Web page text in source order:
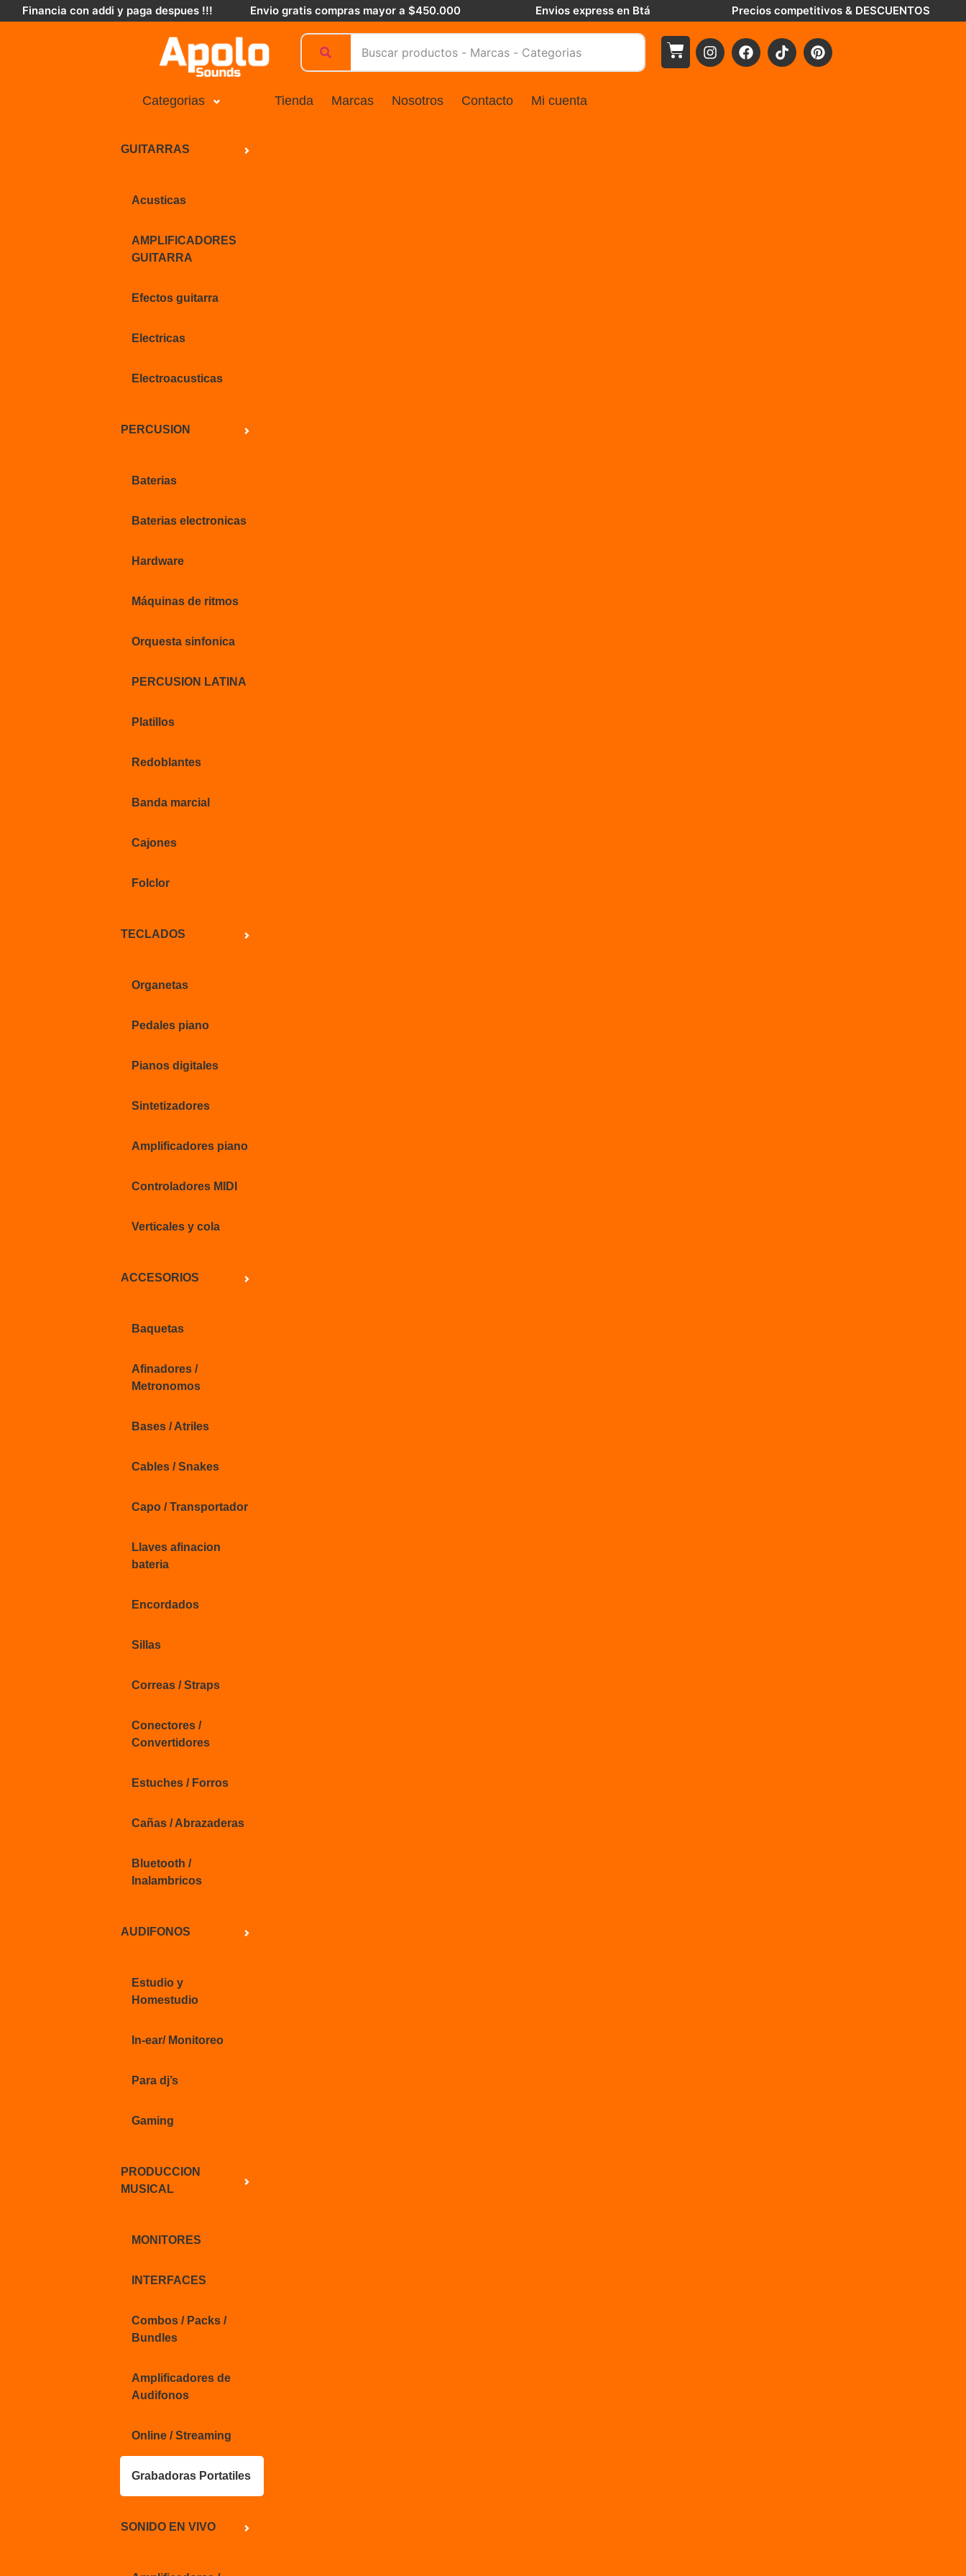
Financia con addi y paga despues !!! Envio gratis compras mayor a $450.000 Envios express en Btá Precios competitivos & DESCUENTOS
Categorias
GUITARRAS
Acusticas
AMPLIFICADORES
GUITARRA
Efectos guitarra
Electricas
Electroacusticas
PERCUSION
Baterias
Baterias electronicas
Hardware
Máquinas de ritmos
Orquesta sinfonica
PERCUSION LATINA
Platillos
Redoblantes
Banda marcial
Cajones
Folclor
TECLADOS
Organetas
Pedales piano
Pianos digitales
Sintetizadores
Amplificadores piano
Controladores MIDI
Verticales y cola
ACCESORIOS
Baquetas
Afinadores /
Metronomos
Bases / Atriles
Cables / Snakes
Capo / Transportador
Llaves afinacion
bateria
Encordados
Sillas
Correas / Straps
Conectores /
Convertidores
Estuches / Forros
Cañas / Abrazaderas
Bluetooth /
Inalambricos
AUDIFONOS
Estudio y
Homestudio
In-ear/ Monitoreo
Para dj’s
Gaming
PRODUCCION
MUSICAL
MONITORES
INTERFACES
Combos / Packs /
Bundles
Amplificadores de
Audifonos
Online / Streaming
Grabadoras Portatiles
SONIDO EN VIVO
Tienda Marcas Nosotros Contacto Mi cuenta